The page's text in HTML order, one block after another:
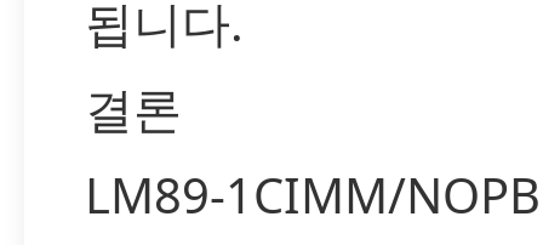
됩니다.
결론
LM89-1CIMM/